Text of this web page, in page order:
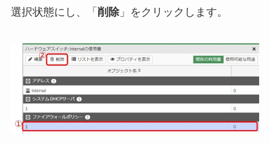
選択状態にし、「 削除」をクリックします。